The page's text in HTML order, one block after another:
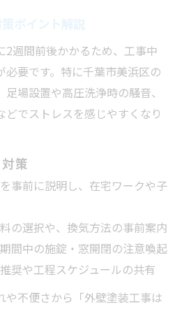
2週間前後かかるため、工事中
必要です。特に千葉市美浜区の
場設置や高圧洗浄時の騒音、
でストレスを感じやすくなり
策
事前に説明し、在宅ワークや子
の選択や、換気方法の事前案内
間中の施錠・窓開閉の注意喚起
奨や工程スケジュールの共有
や不便さから「外壁塗装工事は